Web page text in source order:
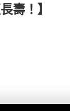
壽！】